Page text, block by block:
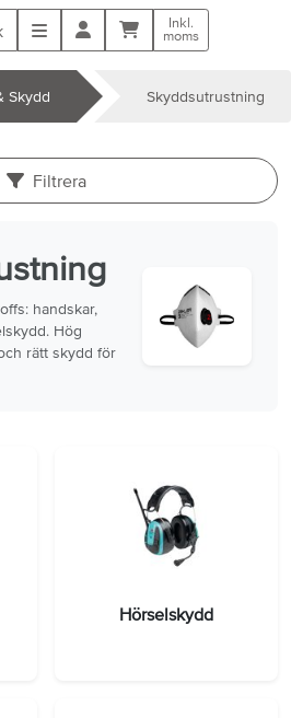
Meny Kundvagn
Inkl.
moms
Skydd Skyddsutrustning
Filtrera
handskar,
Hög
rätt skydd för
Hörselskydd